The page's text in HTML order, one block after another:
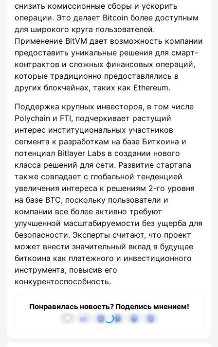
снизить комиссионные сборы и ускорить
операции. Это делает Bitcoin более доступным
для широкого круга пользователей.
Применение BitVM дает возможность компании
предоставить уникальные решения для смарт-
контрактов и сложных финансовых операций,
которые традиционно предоставлялись в
других блокчейнах, таких как Ethereum.
Поддержка крупных инвесторов, в том числе
Polychain и FTI, подчеркивает растущий
интерес институциональных участников
сегмента к разработкам на базе Биткоина и
потенциал Bitlayer Labs в создании нового
класса решений для сети. Развитие стартапа
также совпадает с глобальной тенденцией
увеличения интереса к решениям 2-го уровня
на базе BTC, поскольку пользователи и
компании все более активно требуют
улучшенной масштабируемости без ущерба для
безопасности. Эксперты считают, что проект
может внести значительный вклад в будущее
биткоина как платежного и инвестиционного
инструмента, повысив его
конкурентоспособность.
Понравилась новость? Поделись мнением!